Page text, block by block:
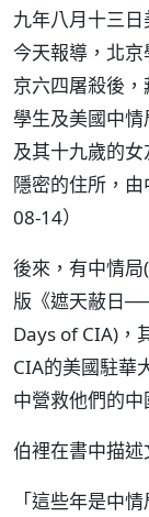
九年八月十三日
今天報導，北
京六四屠殺後
學生及美國中
及其十九歲的
隱密的住所，
08-14）
後來，有中情
版《遮天蔽日
Days of CIA)，
CIA的美國駐華
中營救他們的中
伯裡在書中描述
「這些年是中